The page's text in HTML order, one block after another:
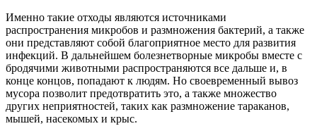
Именно такие отходы являются источниками
распространения микробов и размножения бактерий, а также
они представляют собой благоприятное место для развития
инфекций. В дальнейшем болезнетворные микробы вместе с
бродячими животными распространяются все дальше и, в
конце концов, попадают к людям. Но своевременный вывоз
мусора позволит предотвратить это, а также множество
других неприятностей, таких как размножение тараканов,
мышей, насекомых и крыс.